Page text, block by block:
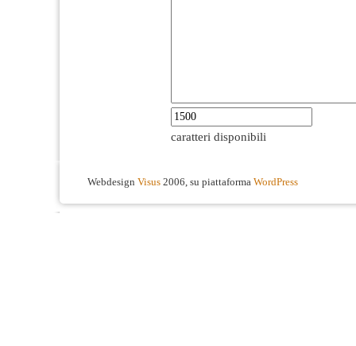
caratteri disponibili
Webdesign Visus 2006, su piattaforma WordPress